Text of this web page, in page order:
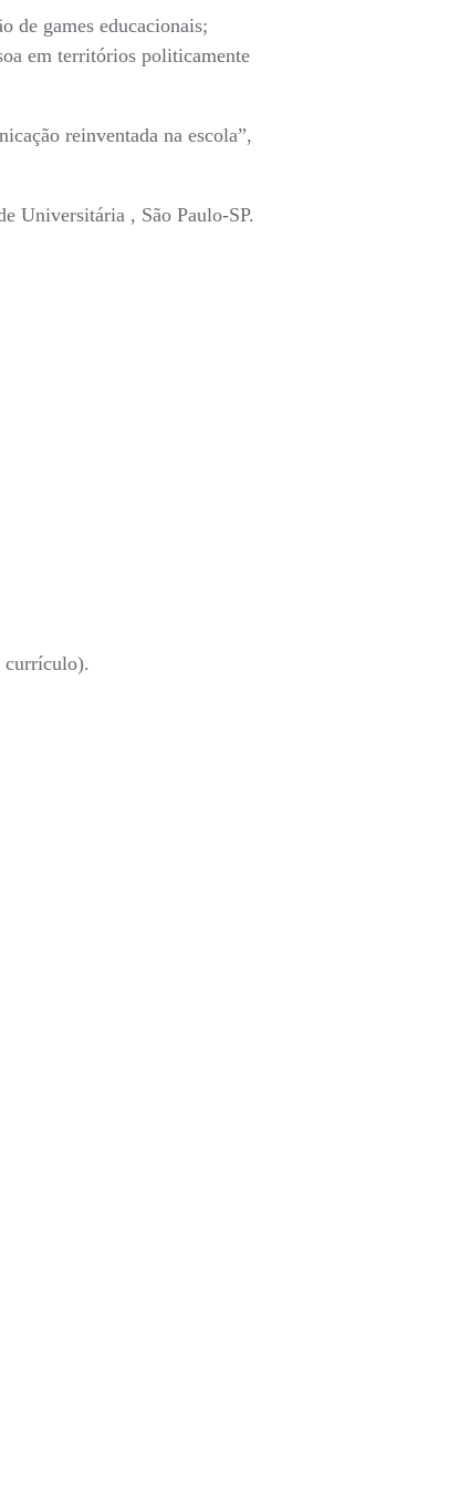
de games educacionais;
em territórios politicamente
reinventada na escola”,
Universitária , São Paulo-SP.
currículo).